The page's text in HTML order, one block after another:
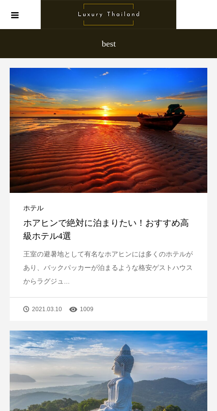
best
ホテル
ホアヒンで絶対に泊まりたい！おすすめ高
級ホテル4選
王室の避暑地として有名なホアヒンには多くのホテルが
あり、バックパッカーが泊まるような格安ゲストハウス
からラグジュ...
2021.03.10 1009